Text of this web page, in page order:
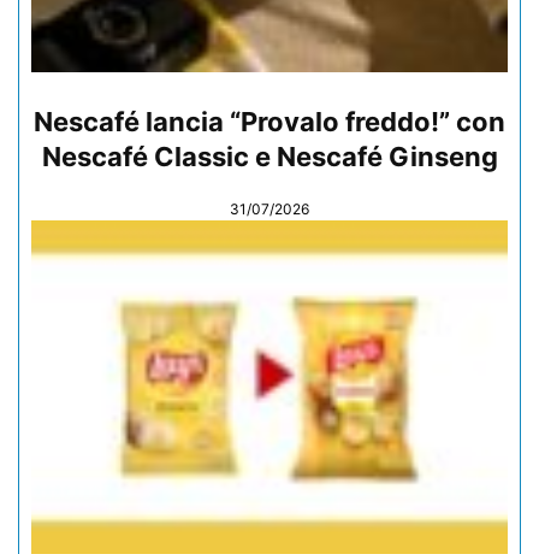
Nescafé lancia “Provalo freddo!” con
Nescafé Classic e Nescafé Ginseng
31/07/2026